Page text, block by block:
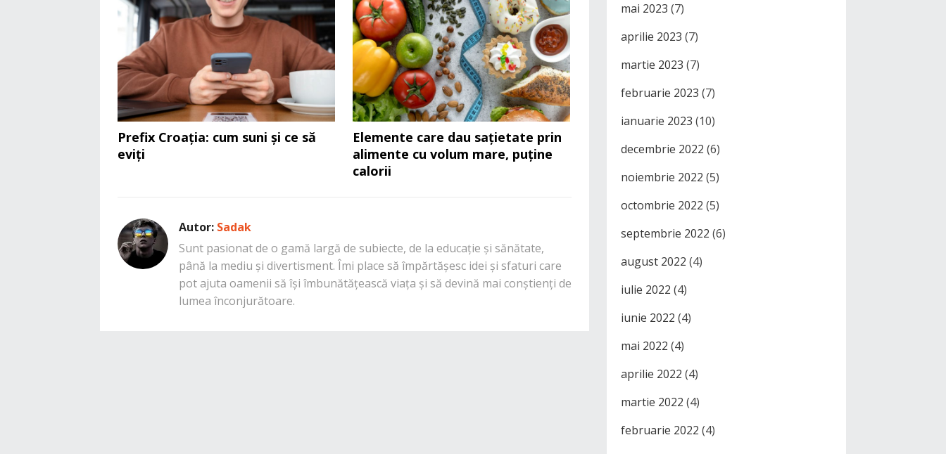
Prefix Croația: cum suni și ce să
eviți
Elemente care dau sațietate prin
alimente cu volum mare, puține
calorii
Autor: Sadak
Sunt pasionat de o gamă largă de subiecte, de la educație și sănătate,
până la mediu și divertisment. Îmi place să împărtășesc idei și sfaturi care
pot ajuta oamenii să își îmbunătățească viața și să devină mai conștienți de
lumea înconjurătoare.
mai 2023 (7)
aprilie 2023 (7)
martie 2023 (7)
februarie 2023 (7)
ianuarie 2023 (10)
decembrie 2022 (6)
noiembrie 2022 (5)
octombrie 2022 (5)
septembrie 2022 (6)
august 2022 (4)
iulie 2022 (4)
iunie 2022 (4)
mai 2022 (4)
aprilie 2022 (4)
martie 2022 (4)
februarie 2022 (4)